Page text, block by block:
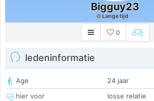
Bigguy23
Lange tijd
0
ledeninformatie
Age
24 jaar
hier voor
losse relatie